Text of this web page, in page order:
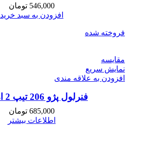
546,000 تومان
افزودن به سبد خرید
فروخته شده
مقايسه
نمایش سریع
افزودن به علاقه مندی
فنرلول پژو 206 تیپ 2 امیدفنر
685,000 تومان
اطلاعات بیشتر